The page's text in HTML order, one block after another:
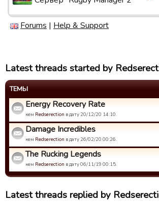
Forums | Help & Support
Latest threads started by
ТЕМЫ
Energy Recovery Rate
кем Redserection в дату 20/12/20 14:10.
Damage Incredibles
кем Redserection в дату 26/02/20 00:26.
The Rucking Legends
кем Redserection в дату 06/11/19 00:15.
Latest threads replied by